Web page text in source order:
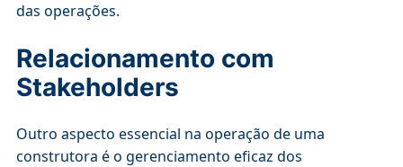
das operações.
Relacionamento com
Stakeholders
Outro aspecto essencial na operação de uma
construtora é o gerenciamento eficaz dos